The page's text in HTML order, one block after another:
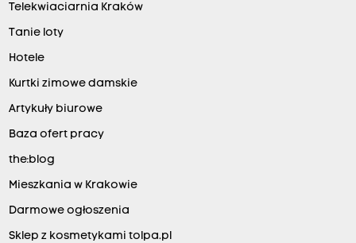
Telekwiaciarnia Kraków
Tanie loty
Hotele
Kurtki zimowe damskie
Artykuły biurowe
Baza ofert pracy
the:blog
Mieszkania w Krakowie
Darmowe ogłoszenia
Sklep z kosmetykami tolpa.pl